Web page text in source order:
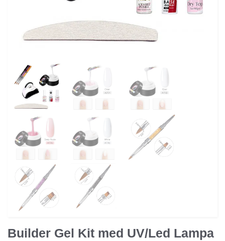
Builder Gel Kit med UV/Led Lampa